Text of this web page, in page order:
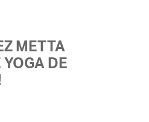
METTA
DE